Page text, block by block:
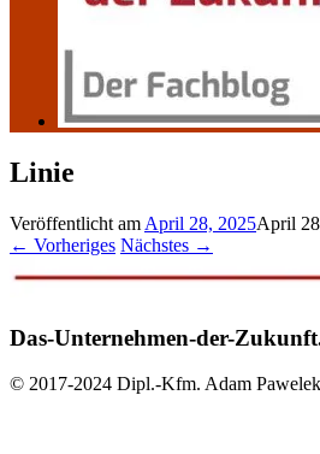
Linie
Veröffentlicht am April 28, 2025April
← Vorheriges Nächstes →
Das-Unternehmen-der-
© 2017-2024 Dipl.-Kfm. Adam